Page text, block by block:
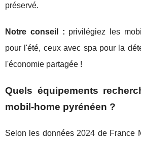
préservé.
Notre conseil : privilégiez les
pour l'été, ceux avec spa pour la
l'économie partagée !
Quels équipements
mobil-home pyrénéen ?
Selon les données 2024 de France